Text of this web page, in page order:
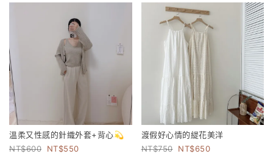
溫柔又性感的針織外套+背心💫
600
550
渡假好心情的緹花美洋
750
650